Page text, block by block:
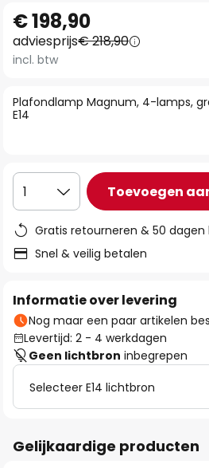
naar
het
begin
de
afbeeldingen-
Plafondlamp Magnum, 4-lamps,
E14
€ 198,90
adviesprijs€ 218,90
incl. btw
1 Toevoegen
Gratis retourneren & 50 dagen
Snel & veilig betalen
Informatie over levering
Nog maar een paar artikelen
Levertijd: 2 - 4 werkdagen
Geen lichtbron inbegrepen
Selecteer E14 lichtbron
Gelijkaardige producten